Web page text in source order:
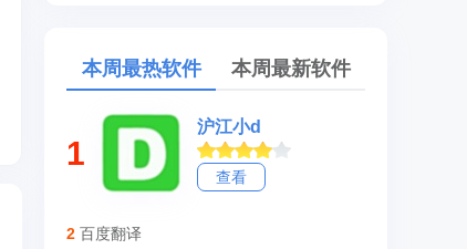
本周最热软件 本周最新软件
1
沪江小d
查看
2 百度翻译